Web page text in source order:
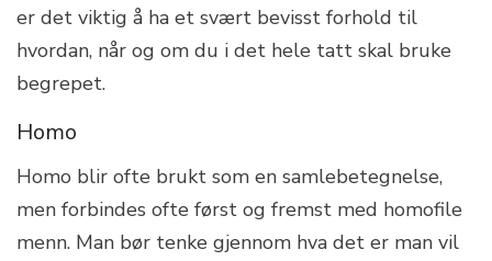
er det viktig å ha et svært bevisst forhold til
hvordan, når og om du i det hele tatt skal bruke
begrepet.
Homo
Homo blir ofte brukt som en samlebetegnelse,
men forbindes ofte først og fremst med homofile
menn. Man bør tenke gjennom hva det er man vil